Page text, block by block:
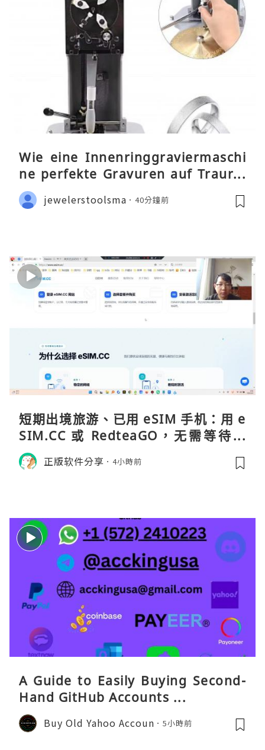
Wie eine Innenringgraviermaschi
ne perfekte Gravuren auf Traurin
gen ermöglicht
jewelerstoolsma 40分鐘前
短期出境旅游、已用 eSIM 手机：用 e
SIM.CC 或 RedteaGO，无需等待收
货。需要“当地号码 + 通话短信”（如
打车、外卖、客户联络）：优先 Redt
正版软件分享 4小時前
A Guide to Easily Buying Second-
Hand GitHub Accounts ...
Buy Old Yahoo Accoun 5小時前